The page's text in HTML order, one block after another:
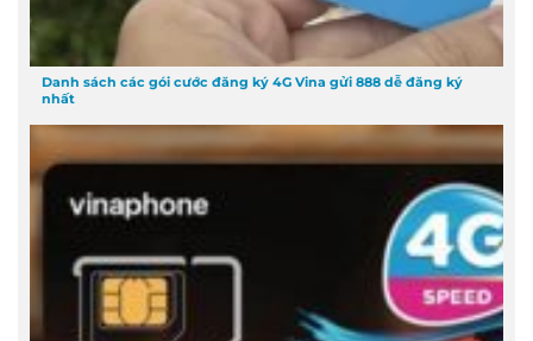
Danh sách các gói cước đăng ký 4G Vina gửi 888 dễ đăng ký
nhất